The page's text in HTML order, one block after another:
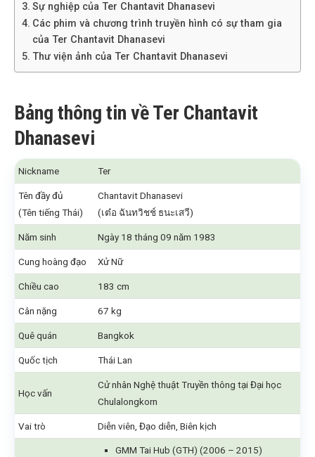
Sự nghiệp của Ter Chantavit Dhanasevi
Các phim và chương trình truyền hình có sự tham gia
của Ter Chantavit Dhanasevi
Thư viện ảnh của Ter Chantavit Dhanasevi
Bảng thông tin về Ter Chantavit
Dhanasevi
Nickname Ter
Tên đầy đủ
(Tên tiếng Thái)
Chantavit Dhanasevi
(เต๋อ ฉันทวิชช์ ธนะเสวี)
Năm sinh Ngày 18 tháng 09 năm 1983
Cung hoàng đạo Xử Nữ
Chiều cao 183 cm
Cân nặng 67 kg
Quê quán Bangkok
Quốc tịch Thái Lan
Học vấn
Cử nhân Nghệ thuật Truyền thông tại Đại học
Chulalongkorn
Vai trò Diễn viên, Đạo diễn, Biên kịch
GMM Tai Hub (GTH) (2006 – 2015)